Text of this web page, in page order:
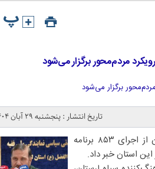
تاریخ انتشار : پنجشنبه ۲۹ آبان ۱۴۰۴ - ۱۵:۲۴
معاون هماهنگ‌کننده سپاه حضرت ابوالفضل (ع) لرستان از اجرای ۸۵۳ برنامه